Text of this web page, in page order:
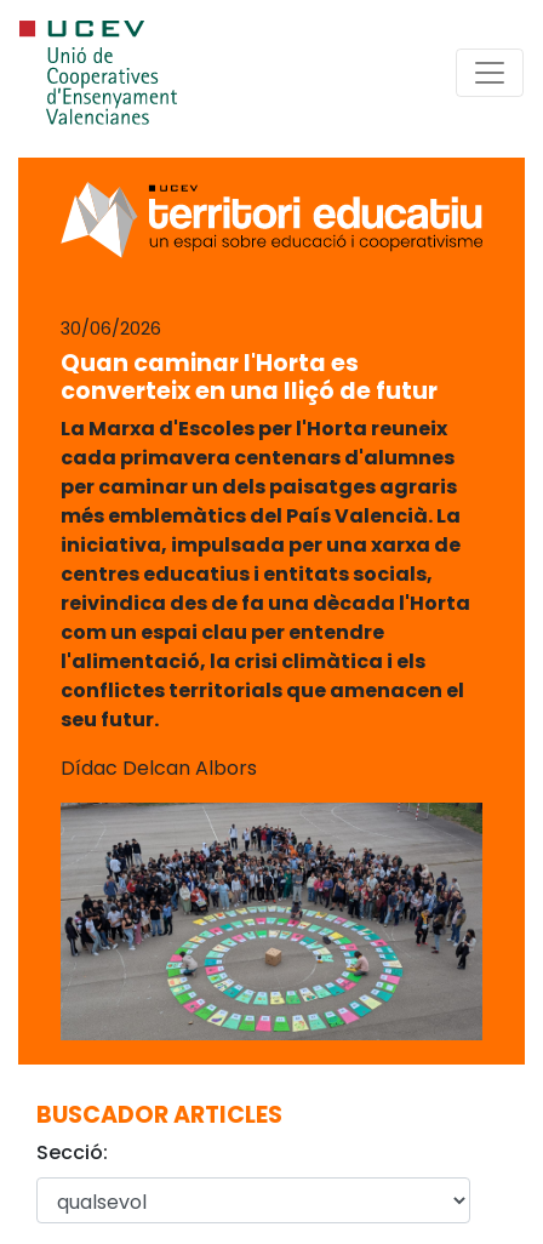
30/06/2026
Quan caminar l'Horta es
converteix en una lliçó de futur
La Marxa d'Escoles per l'Horta reuneix
cada primavera centenars d'alumnes
per caminar un dels paisatges agraris
més emblemàtics del País Valencià. La
iniciativa, impulsada per una xarxa de
centres educatius i entitats socials,
reivindica des de fa una dècada l'Horta
com un espai clau per entendre
l'alimentació, la crisi climàtica i els
conflictes territorials que amenacen el
seu futur.
Dídac Delcan Albors
BUSCADOR ARTICLES
Secció: